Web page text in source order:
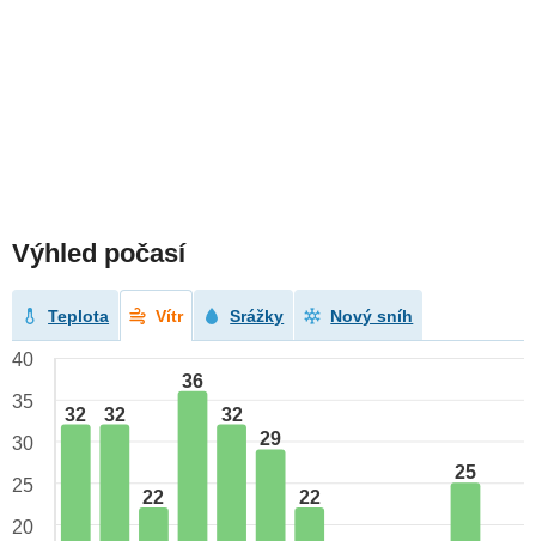
Výhled počasí
Teplota Vítr Srážky Nový sníh
32 32
22
36
32
29
22
25
40
35
30
25
20